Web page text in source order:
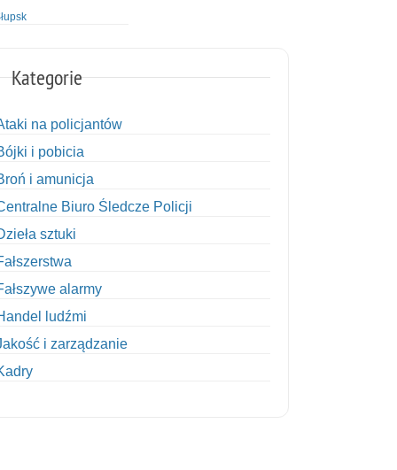
Kategorie
na policjantów
i pobicia
i amunicja
Biuro Śledcze Policji
sztuki
alarmy
ludźmi
i zarządzanie